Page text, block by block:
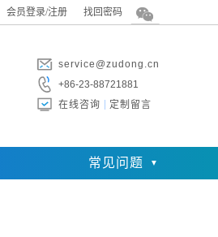
会员登录/注册 找回密码
service@zudong.cn
+86-23-88721881
在线咨询
定制留言
常见问题